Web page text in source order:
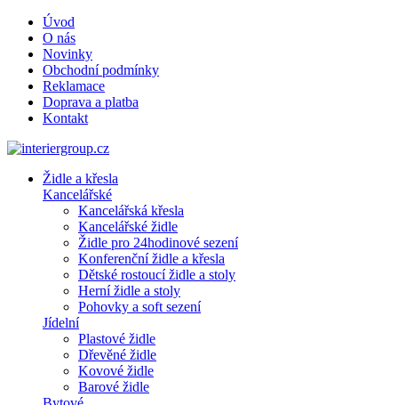
Úvod
O nás
Novinky
Obchodní podmínky
Reklamace
Doprava a platba
Kontakt
Židle a křesla
Kancelářské
Kancelářská křesla
Kancelářské židle
Židle pro 24hodinové sezení
Konferenční židle a křesla
Dětské rostoucí židle a stoly
Herní židle a stoly
Pohovky a soft sezení
Jídelní
Plastové židle
Dřevěné židle
Kovové židle
Barové židle